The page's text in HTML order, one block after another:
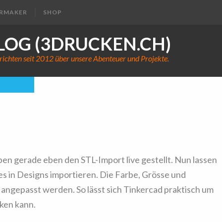
SHOP
(3DRUCKEN.CH)
seit 2012 über unsere Abenteuer und Projekte.
gerade eben den STL-Import live gestellt. Nun lassen
in Designs importieren. Die Farbe, Grösse und
werden. So lässt sich Tinkercad praktisch um
kann.